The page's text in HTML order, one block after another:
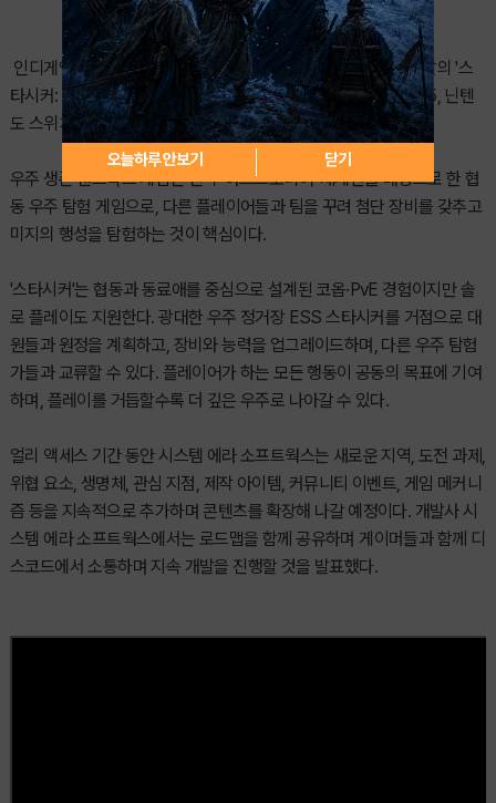
인디게임 퍼블리셔 디볼버디지털이 시스템 에라 소프트웍스 개발의 '스
타시커: 아스트로니어 익스페디션'을 PC, Xbox Series X|S, PS5, 닌텐
도 스위치 2로 얼리 액세스 출시했다고 밝혔다.
우주 생존 샌드박스 게임인 전작 '아스트로니어' 세계관을 배경으로 한 협
동 우주 탐험 게임으로, 다른 플레이어들과 팀을 꾸려 첨단 장비를 갖추고
미지의 행성을 탐험하는 것이 핵심이다.
'스타시커'는 협동과 동료애를 중심으로 설계된 코옵·PvE 경험이지만 솔
로 플레이도 지원한다. 광대한 우주 정거장 ESS 스타시커를 거점으로 대
원들과 원정을 계획하고, 장비와 능력을 업그레이드하며, 다른 우주 탐험
가들과 교류할 수 있다. 플레이어가 하는 모든 행동이 공동의 목표에 기여
하며, 플레이를 거듭할수록 더 깊은 우주로 나아갈 수 있다.
얼리 액세스 기간 동안 시스템 에라 소프트웍스는 새로운 지역, 도전 과제,
위협 요소, 생명체, 관심 지점, 제작 아이템, 커뮤니티 이벤트, 게임 메커니
즘 등을 지속적으로 추가하며 콘텐츠를 확장해 나갈 예정이다. 개발사 시
스템 에라 소프트웍스에서는 로드맵을 함께 공유하며 게이머들과 함께 디
스코드에서 소통하며 지속 개발을 진행할 것을 발표했다.
오늘하루 안보기 닫기